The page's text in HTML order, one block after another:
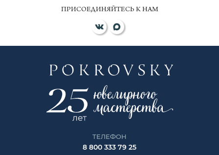
ПРИСОЕДИНЯЙТЕСЬ К НАМ
ТЕЛЕФОН
8 800 333 79 25